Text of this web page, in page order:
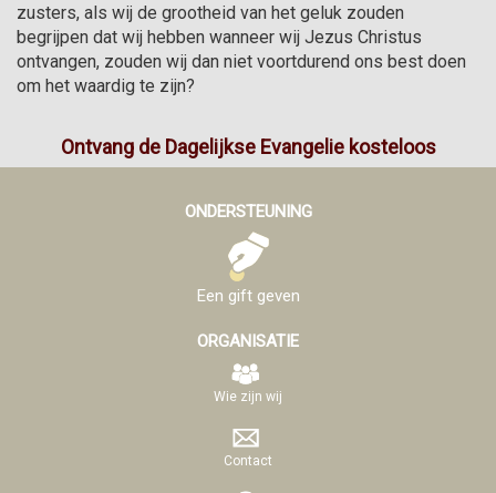
zusters, als wij de grootheid van het geluk zouden
begrijpen dat wij hebben wanneer wij Jezus Christus
ontvangen, zouden wij dan niet voortdurend ons best doen
om het waardig te zijn?
Ontvang de Dagelijkse Evangelie kosteloos
ONDERSTEUNING
Een gift geven
ORGANISATIE
Wie zijn wij
Contact